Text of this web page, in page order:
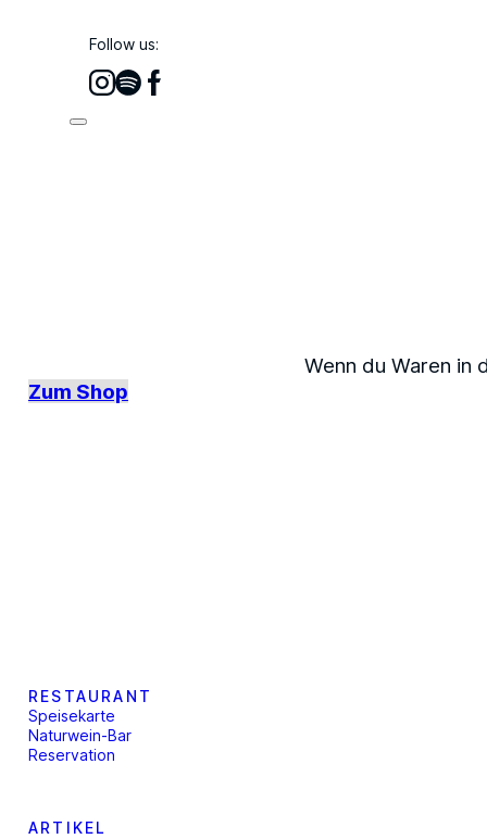
Follow us:
Wenn du Waren in
Zum Shop
RESTAURANT
Speisekarte
Naturwein-Bar
Reservation
ARTIKEL